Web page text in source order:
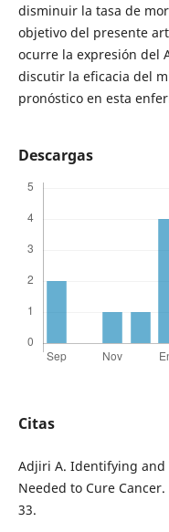
disminuir la tasa de
objetivo del presente
ocurre la expresión del
discutir la eficacia del
pronóstico en esta
Descargas
Citas
Adjiri A. Identifying and
Needed to Cure
33.